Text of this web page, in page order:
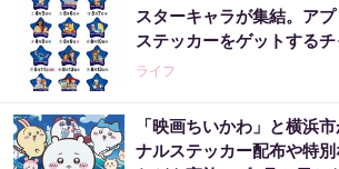
スターキャラが集結。ア
ステッカーをゲットするチ
ライフ
「映画ちいかわ」と横浜
ナルステッカー配布や特